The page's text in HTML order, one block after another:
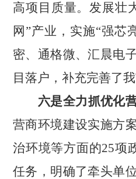
高项目质量。发展壮
网”产业，实施“强芯
密、通格微、汇晨电
目落户，补充完善了
六是全力抓优化
营商环境建设实施方
治环境等方面的25项
任务，明确了牵头单